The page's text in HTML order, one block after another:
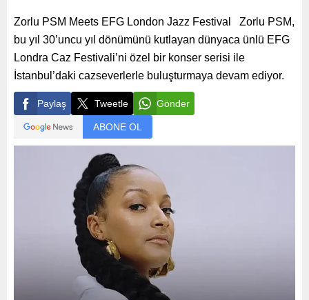
Zorlu PSM Meets EFG London Jazz Festival Zorlu PSM,
bu yıl 30’uncu yıl dönümünü kutlayan dünyaca ünlü EFG
Londra Caz Festivali’ni özel bir konser serisi ile
İstanbul’daki cazseverlerle buluşturmaya devam ediyor.
Paylaş Tweetle Gönder
ABONE OL